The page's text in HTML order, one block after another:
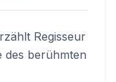
Regisseur
des berühmten